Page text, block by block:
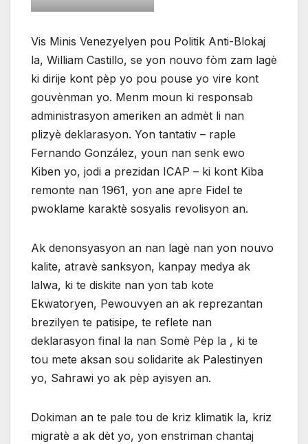
Vis Minis Venezyelyen pou Politik Anti-Blokaj
la, William Castillo, se yon nouvo fòm zam lagè
ki dirije kont pèp yo pou pouse yo vire kont
gouvènman yo. Menm moun ki responsab
administrasyon ameriken an admèt li nan
plizyè deklarasyon. Yon tantativ – raple
Fernando González, youn nan senk ewo
Kiben yo, jodi a prezidan ICAP – ki kont Kiba
remonte nan 1961, yon ane apre Fidel te
pwoklame karaktè sosyalis revolisyon an.
Ak denonsyasyon an nan lagè nan yon nouvo
kalite, atravè sanksyon, kanpay medya ak
lalwa, ki te diskite nan yon tab kote
Ekwatoryen, Pewouvyen an ak reprezantan
brezilyen te patisipe, te reflete nan
deklarasyon final la nan Somè Pèp la , ki te
tou mete aksan sou solidarite ak Palestinyen
yo, Sahrawi yo ak pèp ayisyen an.
Dokiman an te pale tou de kriz klimatik la, kriz
migratè a ak dèt yo, yon enstriman chantaj